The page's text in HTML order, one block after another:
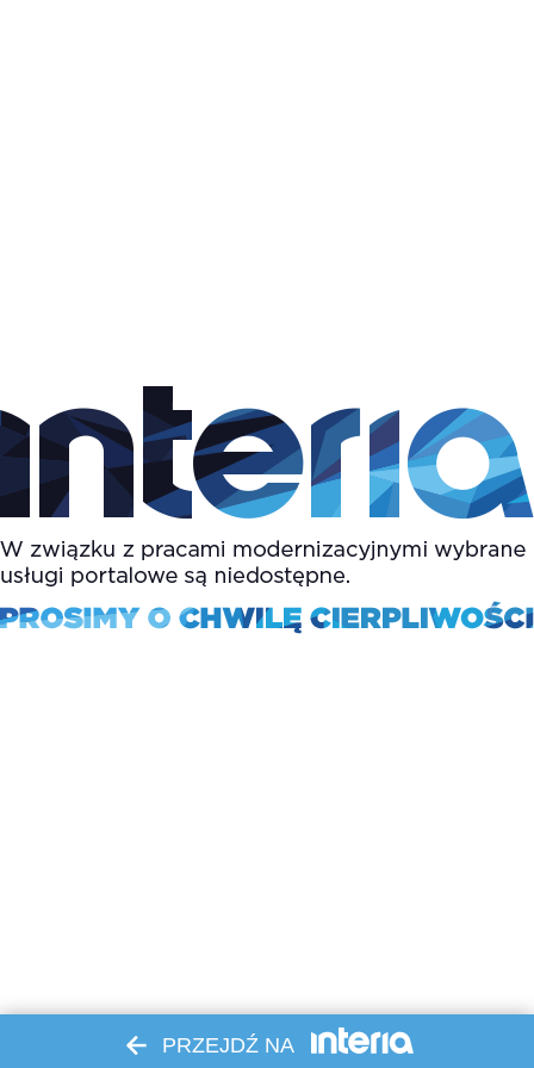
PRZEJDŹ NA